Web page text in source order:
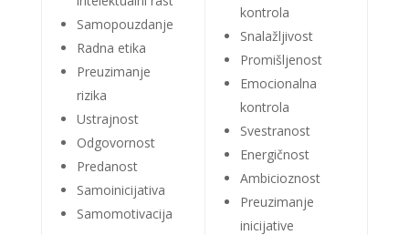
Samopouzdanje
Radna etika
Preuzimanje
rizika
Ustrajnost
Odgovornost
Predanost
Samoinicijativa
Samomotivacija
kontrola
Snalažljivost
Promišljenost
Emocionalna
kontrola
Svestranost
Energičnost
Ambicioznost
Preuzimanje
inicijative